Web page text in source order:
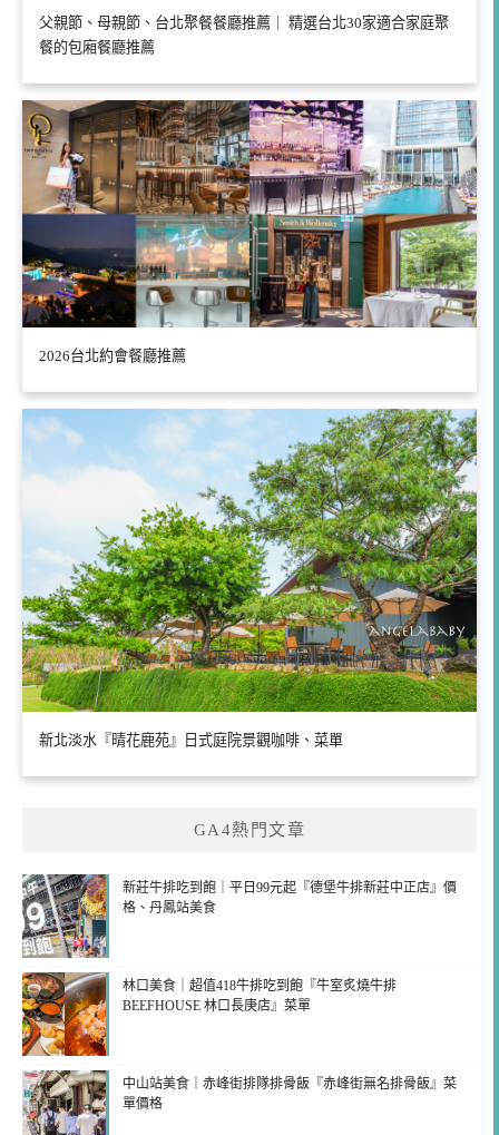
父親節、母親節、台北聚餐餐廳推薦｜ 精選台北30家適合家庭聚
餐的包廂餐廳推薦
2026台北約會餐廳推薦
新北淡水『晴花鹿苑』日式庭院景觀咖啡、菜單
GA4熱門文章
新莊牛排吃到飽｜平日99元起『德堡牛排新莊中正店』價
格、丹鳳站美食
林口美食｜超值418牛排吃到飽『牛室炙燒牛排
BEEFHOUSE 林口長庚店』菜單
中山站美食｜赤峰街排隊排骨飯『赤峰街無名排骨飯』菜
單價格